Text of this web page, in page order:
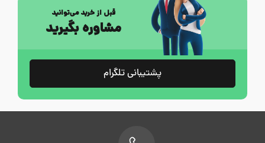
قبل از خرید می‌توانید
مشاوره بگیرید
پشتیبانی تلگرام